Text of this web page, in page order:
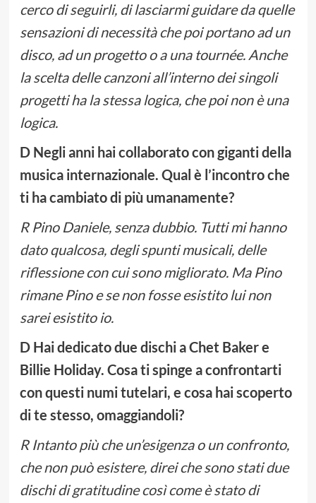
cerco di seguirli, di lasciarmi guidare da quelle
sensazioni di necessità che poi portano ad un
disco, ad un progetto o a una tournée. Anche
la scelta delle canzoni all’interno dei singoli
progetti ha la stessa logica, che poi non è una
logica.
D Negli anni hai collaborato con giganti della
musica internazionale. Qual è l’incontro che
ti ha cambiato di più umanamente?
R Pino Daniele, senza dubbio. Tutti mi hanno
dato qualcosa, degli spunti musicali, delle
riflessione con cui sono migliorato. Ma Pino
rimane Pino e se non fosse esistito lui non
sarei esistito io.
D Hai dedicato due dischi a Chet Baker e
Billie Holiday. Cosa ti spinge a confrontarti
con questi numi tutelari, e cosa hai scoperto
di te stesso, omaggiandoli?
R Intanto più che un’esigenza o un confronto,
che non può esistere, direi che sono stati due
dischi di gratitudine così come è stato di